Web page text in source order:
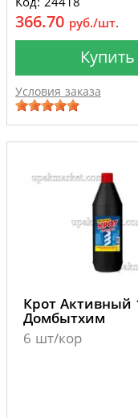
366.70 руб./шт.
Купить
Условия заказа
Крот Активный
Домбытхим
6 шт/кор